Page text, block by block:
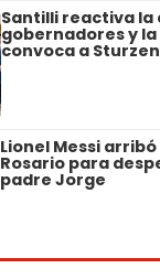
Santilli reactiva la
gobernadores y
convoca a
Lionel Messi
Rosario para
padre Jorge